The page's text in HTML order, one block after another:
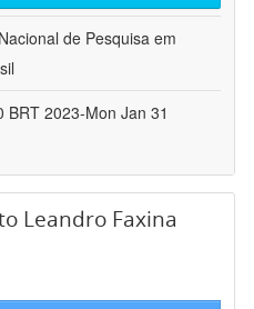
de Pesquisa em
BRT 2023-Mon Jan 31
Leandro Faxina